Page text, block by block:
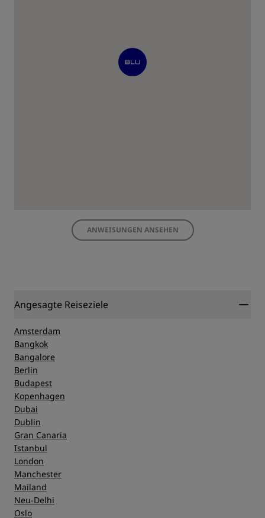
ANWEISUNGEN ANSEHEN
Angesagte Reiseziele
Amsterdam
Bangkok
Bangalore
Berlin
Budapest
Kopenhagen
Dubai
Dublin
Gran Canaria
Istanbul
London
Manchester
Mailand
Neu-Delhi
Oslo